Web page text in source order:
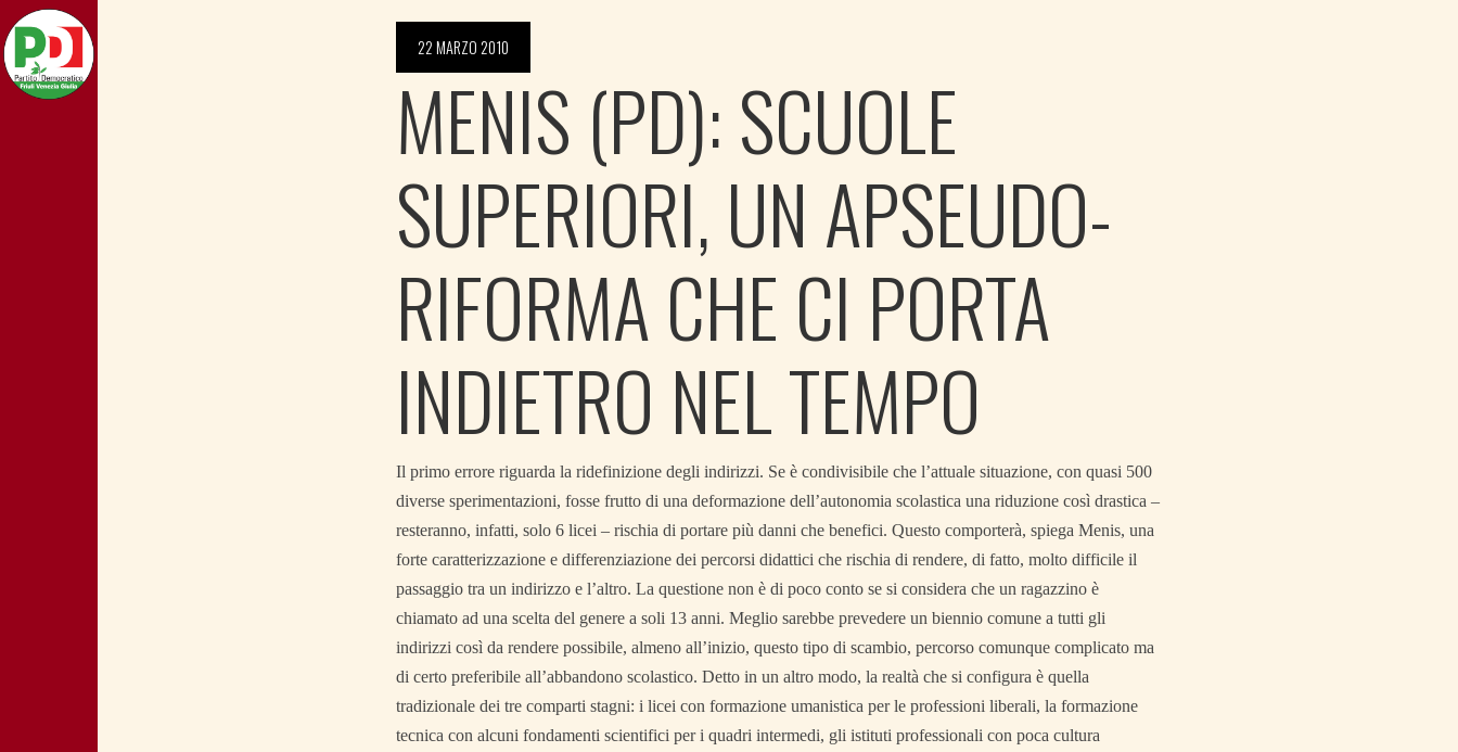
22 MARZO 2010
MENIS (PD): SCUOLE
SUPERIORI, UN APSEUDO-
RIFORMA CHE CI PORTA
INDIETRO NEL TEMPO
Il primo errore riguarda la ridefinizione degli indirizzi. Se è condivisibile che l’attuale situazione, con quasi 500
diverse sperimentazioni, fosse frutto di una deformazione dell’autonomia scolastica una riduzione così drastica –
resteranno, infatti, solo 6 licei – rischia di portare più danni che benefici. Questo comporterà, spiega Menis, una
forte caratterizzazione e differenziazione dei percorsi didattici che rischia di rendere, di fatto, molto difficile il
passaggio tra un indirizzo e l’altro. La questione non è di poco conto se si considera che un ragazzino è
chiamato ad una scelta del genere a soli 13 anni. Meglio sarebbe prevedere un biennio comune a tutti gli
indirizzi così da rendere possibile, almeno all’inizio, questo tipo di scambio, percorso comunque complicato ma
di certo preferibile all’abbandono scolastico. Detto in un altro modo, la realtà che si configura è quella
tradizionale dei tre comparti stagni: i licei con formazione umanistica per le professioni liberali, la formazione
tecnica con alcuni fondamenti scientifici per i quadri intermedi, gli istituti professionali con poca cultura